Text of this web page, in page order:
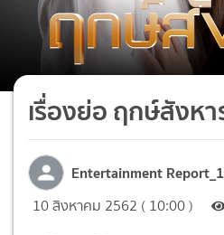
เรื่องย่อ ฤกษ์สังห
Entertainment Report_1
10 สิงหาคม 2562 ( 10:00 )